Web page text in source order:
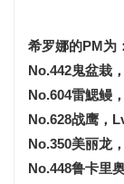
希罗娜的PM为：
No.442鬼盆栽
No.604雷鰓鳗
No.628战鹰，
No.350美丽龙
No.448鲁卡里